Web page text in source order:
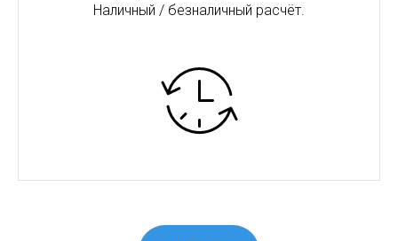
Наличный / безналичный расчёт.